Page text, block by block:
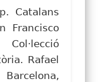
Catalans
Francisco
Rafael